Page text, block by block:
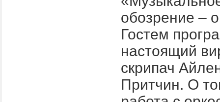
обозрение –
Гостем
настоящий
скрипач
Притчин. О